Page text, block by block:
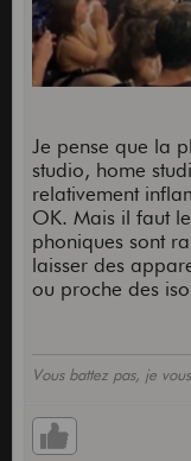
Je pense que la
studio, home
relativement
OK. Mais il faut
phoniques sont
laisser des
ou proche des
Vous battez pas, je